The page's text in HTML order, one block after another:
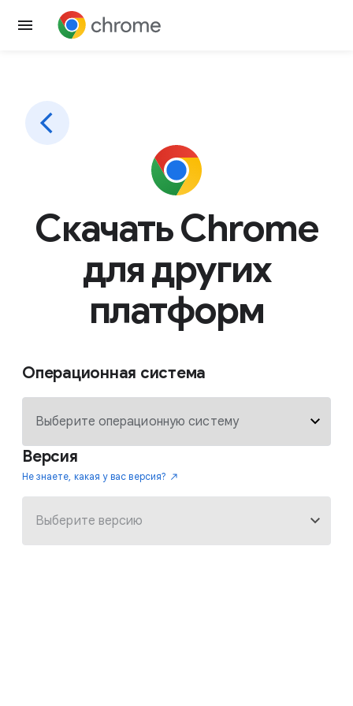
Скачать Chrome
для других
платформ
Операционная система
Версия
Не знаете, какая у вас версия?